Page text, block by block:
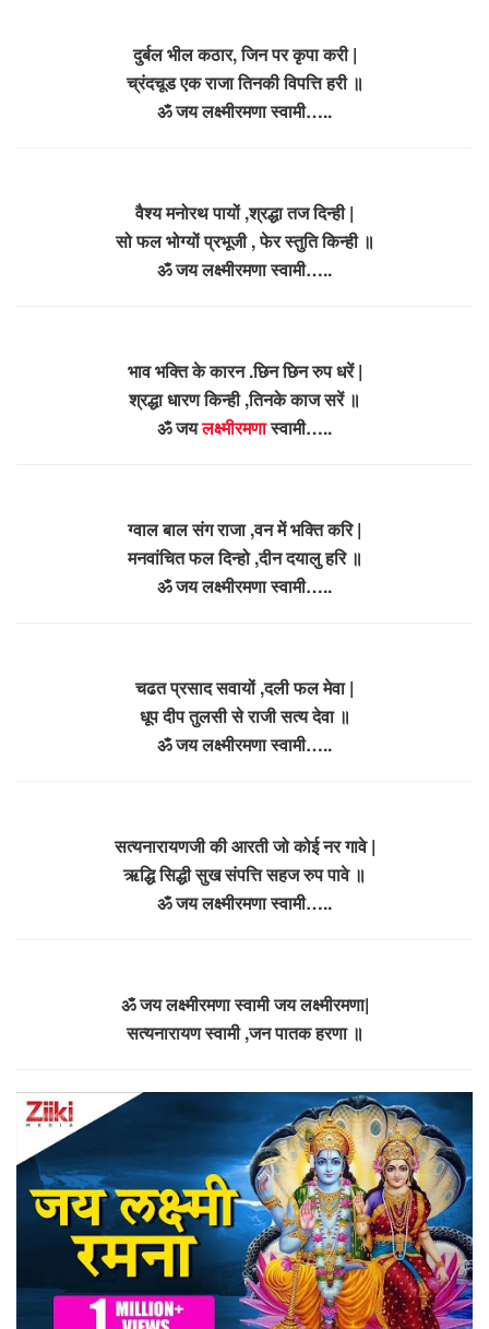
दुर्बल भील कठार, जिन पर कृपा करी |
च्रंदचूड एक राजा तिनकी विपत्ति हरी ॥
ॐ जय लक्ष्मीरमणा स्वामी…..
वैश्य मनोरथ पायों ,श्रद्धा तज दिन्ही |
सो फल भोग्यों प्रभूजी , फेर स्तुति किन्ही ॥
ॐ जय लक्ष्मीरमणा स्वामी…..
भाव भक्ति के कारन .छिन छिन रुप धरें |
श्रद्धा धारण किन्ही ,तिनके काज सरें ॥
ॐ जयलक्ष्मीरमणास्वामी…..
ग्वाल बाल संग राजा ,वन में भक्ति करि |
मनवांचित फल दिन्हो ,दीन दयालु हरि ॥
ॐ जय लक्ष्मीरमणा स्वामी…..
चढत प्रसाद सवायों ,दली फल मेवा |
धूप दीप तुलसी से राजी सत्य देवा ॥
ॐ जय लक्ष्मीरमणा स्वामी…..
सत्यनारायणजी की आरती जो कोई नर गावे |
ऋद्धि सिद्धी सुख संपत्ति सहज रुप पावे ॥
ॐ जय लक्ष्मीरमणा स्वामी…..
ॐ जय लक्ष्मीरमणा स्वामी जय लक्ष्मीरमणा|
सत्यनारायण स्वामी ,जन पातक हरणा ॥